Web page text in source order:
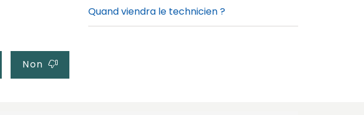
Non
Quand viendra le technicien ?